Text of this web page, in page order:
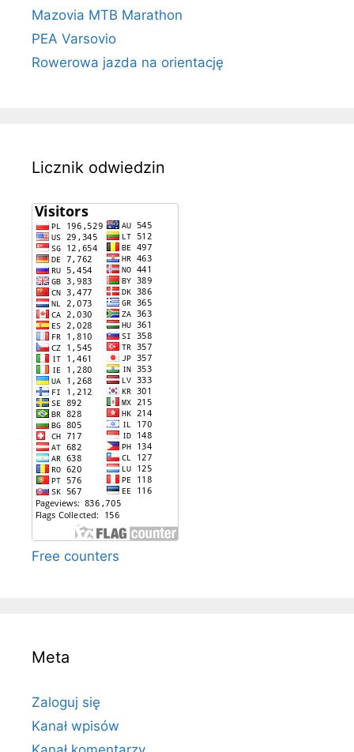
Mazovia MTB Marathon
PEA Varsovio
Rowerowa jazda na orientację
Licznik odwiedzin
Free counters
Meta
Zaloguj się
Kanał wpisów